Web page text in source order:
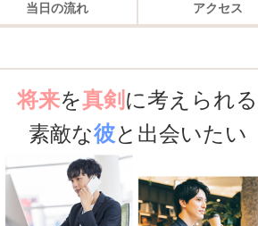
当日の流れ アクセス
将来を真剣 に考えられる
素敵な彼と出会いたい